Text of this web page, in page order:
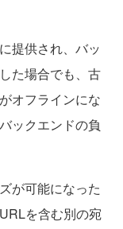
提供され、バッ
た場合でも、古
オフラインにな
ックエンドの負
が可能になった
を含む別の宛